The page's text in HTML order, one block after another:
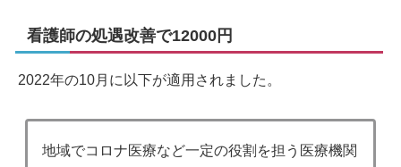
看護師の処遇改善で12000円
2022年の10月に以下が適用されました。
地域でコロナ医療など一定の役割を担う医療機関